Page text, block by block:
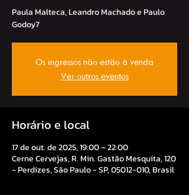
Paula Malteca, Leandro Machado e Paulo
Godoy7
Os ingressos não estão à venda
Ver outros eventos
Horário e local
17 de out. de 2025, 19:00 – 22:00
Cerne Cervejas, R. Min. Gastão Mesquita, 120
- Perdizes, São Paulo - SP, 05012-010, Brasil